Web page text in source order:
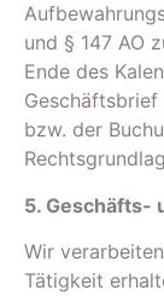
und § 147 AO
Ende des
bzw. der
5. Geschäfts-
Wir
Tätigkeit